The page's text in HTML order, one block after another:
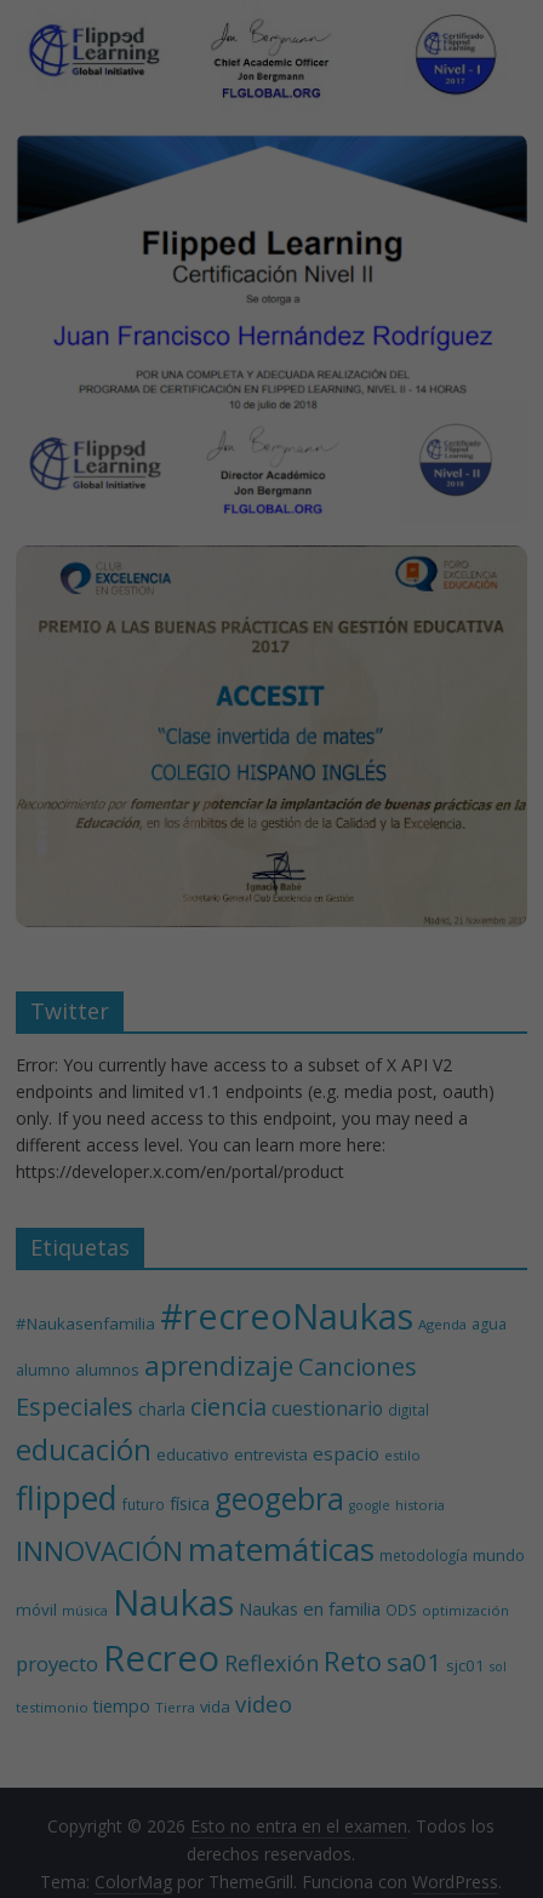
Twitter
Error: You currently have access to a subset of X API V2
endpoints and limited v1.1 endpoints (e.g. media post, oauth)
only. If you need access to this endpoint, you may need a
different access level. You can learn more here:
https://developer.x.com/en/portal/product
Etiquetas
#Naukasenfamilia #recreoNaukas Agenda agua
alumno alumnos aprendizaje Canciones
Especiales charla ciencia cuestionario digital
educación educativo entrevista espacio estilo
flipped futuro física geogebra google historia
INNOVACIÓN matemáticas metodología mundo
móvil música Naukas Naukas en familia ODS optimización
proyecto Recreo Reflexión Reto sa01 sjc01 sol
testimonio tiempo Tierra vida video
Copyright © 2026 Esto no entra en el examen. Todos los
derechos reservados.
Tema: ColorMag por ThemeGrill. Funciona conWordPress.